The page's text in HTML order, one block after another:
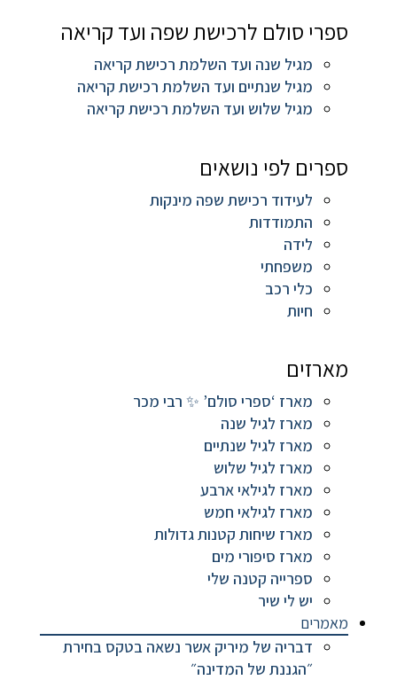
ספרי סולם לרכישת שפה ועד קריאה
מגיל שנה ועד השלמת רכישת קריאה
מגיל שנתיים ועד השלמת רכישת קריאה
מגיל שלוש ועד השלמת רכישת קריאה
ספרים לפי נושאים
לעידוד רכישת שפה מינקות
התמודדות
לידה
משפחתי
כלי רכב
חיות
מארזים
מארז ‘ספרי סולם’ ✨ רבי מכר
מארז לגיל שנה
מארז לגיל שנתיים
מארז לגיל שלוש
מארז לגילאי ארבע
מארז לגילאי חמש
מארז שיחות קטנות גדולות
מארז סיפורי מים
ספרייה קטנה שלי
יש לי שיר
מאמרים
דבריה של מיריק אשר נשאה בטקס בחירת
״הגננת של המדינה״